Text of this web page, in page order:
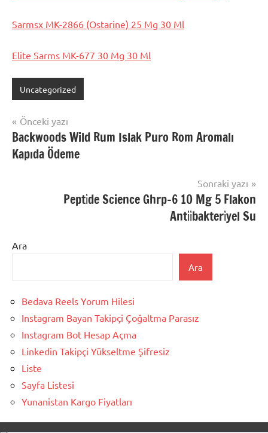
Sarmsx MK-2866 (Ostarine) 25 Mg 30 Ml
Elite Sarms MK-677 30 Mg 30 Ml
Uncategorized
Yazı
gezinmesi
Önceki yazı
Backwoods Wild Rum Islak Puro Rom Aromalı
Kapıda Ödeme
Sonraki yazı
Pepti̇de Science Ghrp-6 10 Mg 5 Flakon
Anti̇i̇bakteri̇yel Su
Ara
Ara
Bedava Reels Yorum Hilesi
Instagram Bayan Takipçi Çoğaltma Parasız
Instagram Bot Hesap Açma
Linkedin Takipçi Yükseltme Şifresiz
Liste
Sayfa Listesi
Yunanistan Kargo Fiyatları